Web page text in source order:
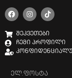
შეკვეთები
ჩემი პროფილი